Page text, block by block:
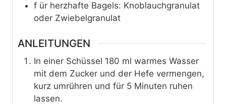
f ür herzhafte Bagels: Knoblauchgranulat
oder Zwiebelgranulat
ANLEITUNGEN
In einer Schüssel 180 ml warmes Wasser
mit dem Zucker und der Hefe vermengen,
kurz umrühren und für 5 Minuten ruhen
lassen.